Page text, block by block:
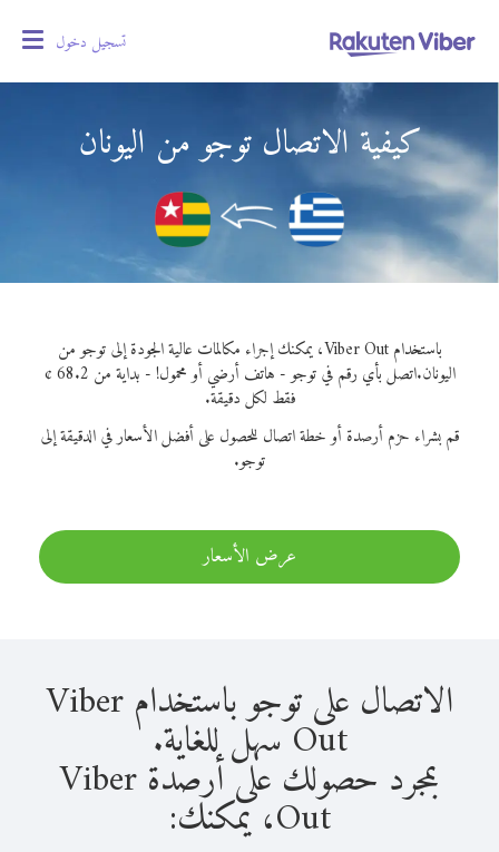
تسجيل دخول
كيفية الاتصال توجو من اليونان
باستخدام Viber Out، يمكنك إجراء مكالمات عالية الجودة إلى توجو من
اليونان.
اتصل بأي رقم في توجو - هاتف أرضي أو محمول! - بداية من 68.2 ¢
فقط لكل دقيقة.
قم بشراء حزم أرصدة أو خطة اتصال للحصول على أفضل الأسعار في الدقيقة إلى
توجو.
عرض الأسعار
الاتصال على توجو باستخدام Viber
Out سهل للغاية.
بمجرد حصولك على أرصدة Viber
Out، يمكنك: